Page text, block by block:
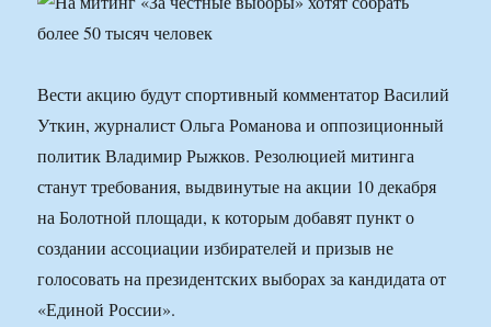
Вести акцию будут спортивный комментатор Василий
Уткин, журналист Ольга Романова и оппозиционный
политик Владимир Рыжков. Резолюцией митинга
станут требования, выдвинутые на акции 10 декабря
на Болотной площади, к которым добавят пункт о
создании ассоциации избирателей и призыв не
голосовать на президентских выборах за кандидата от
«Единой России».